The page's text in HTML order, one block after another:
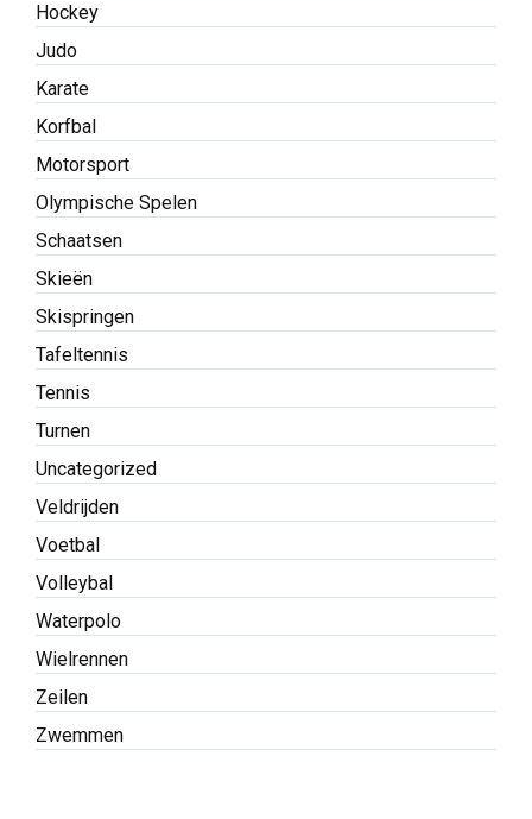
Hockey
Judo
Karate
Korfbal
Motorsport
Olympische Spelen
Schaatsen
Skieën
Skispringen
Tafeltennis
Tennis
Turnen
Uncategorized
Veldrijden
Voetbal
Volleybal
Waterpolo
Wielrennen
Zeilen
Zwemmen